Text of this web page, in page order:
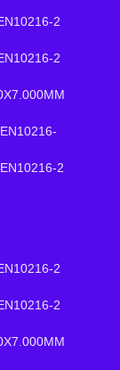
2
2
2
2
2